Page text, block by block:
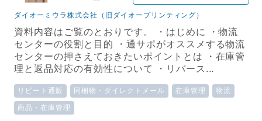
ダイオーミウラ株式会社（旧ダイオープリンティング）
資料内容はご覧のとおりです。 ・はじめに ・物流
センターの役割と目的 ・通サポがオススメする物流
センターの押さえておきたいポイントとは ・在庫管
理と返品対応の有効性について ・リバース...
リピート通販 同梱物・ダイレクトメール 在庫管理 物流
商品・在庫管理